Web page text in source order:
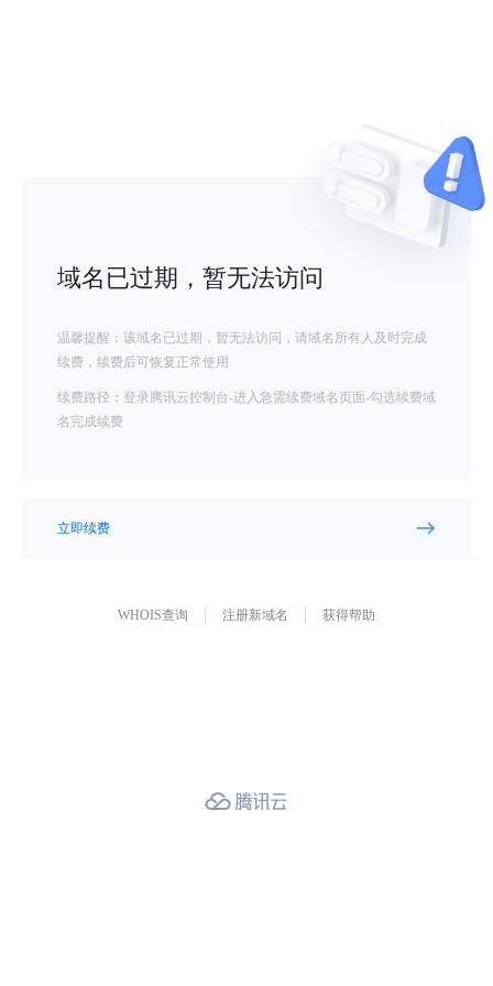
域名已过期，暂无法访问
温馨提醒：该域名已过期，暂无法访问，请域名所有人及时完成
续费，续费后可恢复正常使用
续费路径：登录腾讯云控制台-进入急需续费域名页面-勾选续费域
名完成续费
立即续费
WHOIS查询 注册新域名 获得帮助